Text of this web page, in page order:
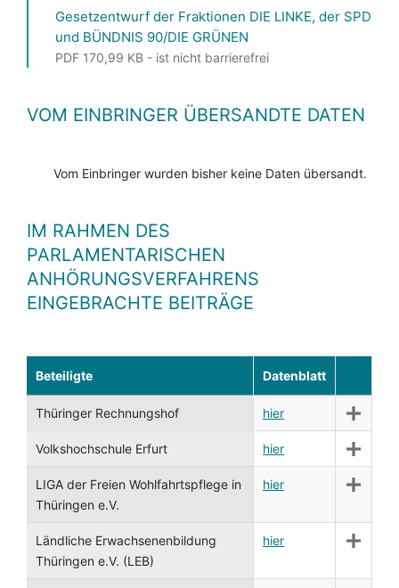
Gesetzentwurf der Fraktionen DIE LINKE, der SPD
und BÜNDNIS 90/DIE GRÜNEN
PDF 170,99 KB - ist nicht barrierefrei
VOM EINBRINGER ÜBERSANDTE DATEN
Vom Einbringer wurden bisher keine Daten übersandt.
IM RAHMEN DES
PARLAMENTARISCHEN
ANHÖRUNGSVERFAHRENS
EINGEBRACHTE BEITRÄGE
Beteiligte Datenblatt
Thüringer Rechnungshof hier
Volkshochschule Erfurt hier
LIGA der Freien Wohlfahrtspflege in
Thüringen e.V.
hier
Ländliche Erwachsenenbildung
Thüringen e.V. (LEB)
hier